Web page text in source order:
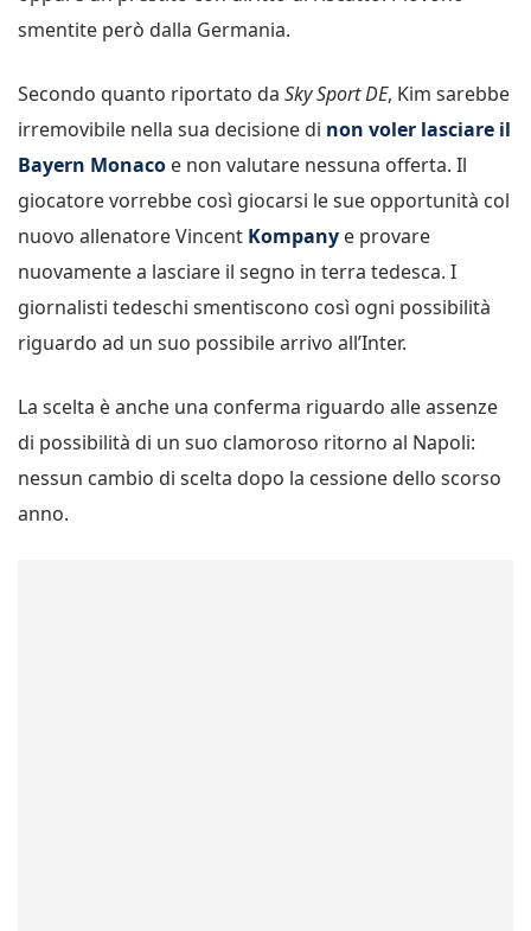
smentite però dalla Germania.
Secondo quanto riportato da Sky Sport DE, Kim sarebbe
irremovibile nella sua decisione di non voler lasciare il
Bayern Monaco e non valutare nessuna offerta. Il
giocatore vorrebbe così giocarsi le sue opportunità col
nuovo allenatore Vincent Kompany e provare
nuovamente a lasciare il segno in terra tedesca. I
giornalisti tedeschi smentiscono così ogni possibilità
riguardo ad un suo possibile arrivo all’Inter.
La scelta è anche una conferma riguardo alle assenze
di possibilità di un suo clamoroso ritorno al Napoli:
nessun cambio di scelta dopo la cessione dello scorso
anno.